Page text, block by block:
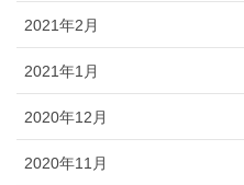
2021年2月
2021年1月
2020年12月
2020年11月